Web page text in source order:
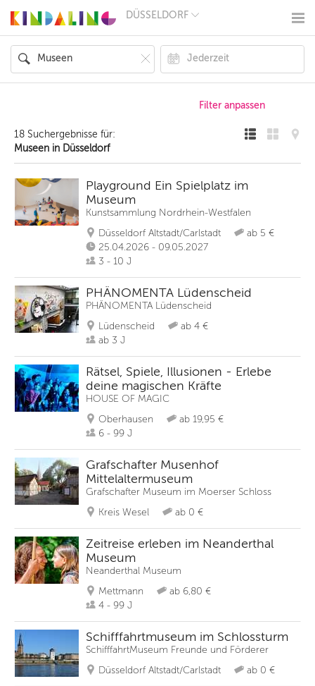
DÜSSELDORF
MÜNCHEN
HAMBURG
FRANKFURT
KÖLN
DRESDEN
NÜRNBERG
ZÜRICH
REGIONEN
18 Suchergebnisse für:
Museen in Düsseldorf
Playground Ein Spielplatz im
Museum
Kunstsammlung Nordrhein-Westfalen
Düsseldorf Altstadt/Carlstadt
ab 5 €
25.04.2026 - 09.05.2027
3 - 10 J
PHÄNOMENTA Lüdenscheid
PHÄNOMENTA Lüdenscheid
Lüdenscheid
ab 4 €
ab 3 J
Rätsel, Spiele, Illusionen - Erlebe
deine magischen Kräfte
HOUSE OF MAGIC
Oberhausen
ab 19,95 €
6 - 99 J
Grafschafter Musenhof
Mittelaltermuseum
Grafschafter Museum im Moerser Schloss
Kreis Wesel
ab 0 €
Zeitreise erleben im Neanderthal
Museum
Neanderthal Museum
Mettmann
ab 6,80 €
4 - 99 J
Schifffahrtmuseum im Schlossturm
SchifffahrtMuseum Freunde und Förderer
Düsseldorf Altstadt/Carlstadt
ab 0 €